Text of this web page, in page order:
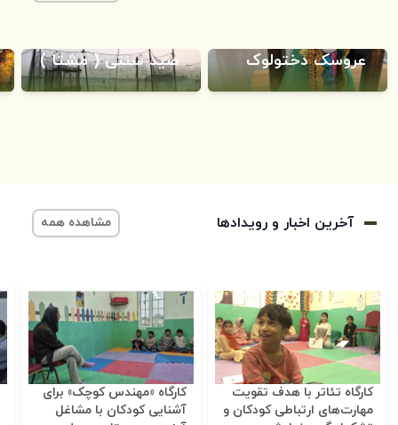
عروسک دختولوک صید سنتی ( مُشتا )
آخرین اخبار و رویدادها مشاهده همه
کارگاه تئاتر با هدف تقویت
مهارت‌های ارتباطی کودکان و
کارگاه «مهندس کوچک» برای
آشنایی کودکان با مشاغل